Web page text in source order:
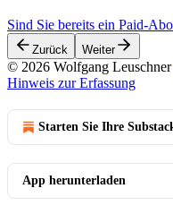
Sind Sie bereits ein Paid-
Zurück Weiter
© 2026 Wolfgang Leuschner
Hinweis zur Erfassung
Starten Sie Ihre
App herunterladen